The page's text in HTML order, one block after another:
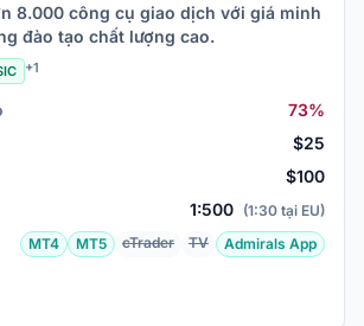
8.000 công cụ giao dịch với giá minh
đào tạo chất lượng cao.
+1
73%
$25
$100
1:500 (1:30 tại EU)
MT4 MT5 cTrader TV Admirals App